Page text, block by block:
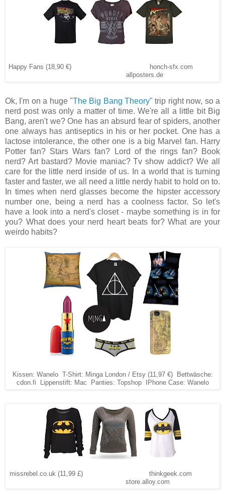
Happy Fans (18,90 €) honch-sfx.com
allposters.de
Ok, I'm on a huge "The Big Bang Theory" trip right now, so a
nerd post was only a matter of time. We're all a little bit Big
Bang, aren't we? One has an absurd fear of spiders, another
one always has antiseptics in his or her pocket. One has a
lactose intolerance, the other one is a big Marvel fan. Harry
Potter fan? Stars Wars fan? Lord of the rings fan? Book
nerd? Art bastard? Movie maniac? Tv show addict? We all
care for the little nerd inside of us. In a world that is turning
faster and faster, we all need a little nerdy habit to hold on to.
In times when nerd glasses become the hipster accessory
number one, being a nerd has a coolness factor. So let's
have a look into a nerd's closet - maybe something is in for
you? What does your nerd heart beats for? What are your
weirdo habits?
Kissen: Wanelo T-Shirt: Minga London / Etsy (11,97 €) Bettwäsche:
cdon.fi Lippenstift: Mac Panties: Topshop IPhone Case: Wanelo
missrebel.co.uk (11,99 £) thinkgeek.com
store.alloy.com